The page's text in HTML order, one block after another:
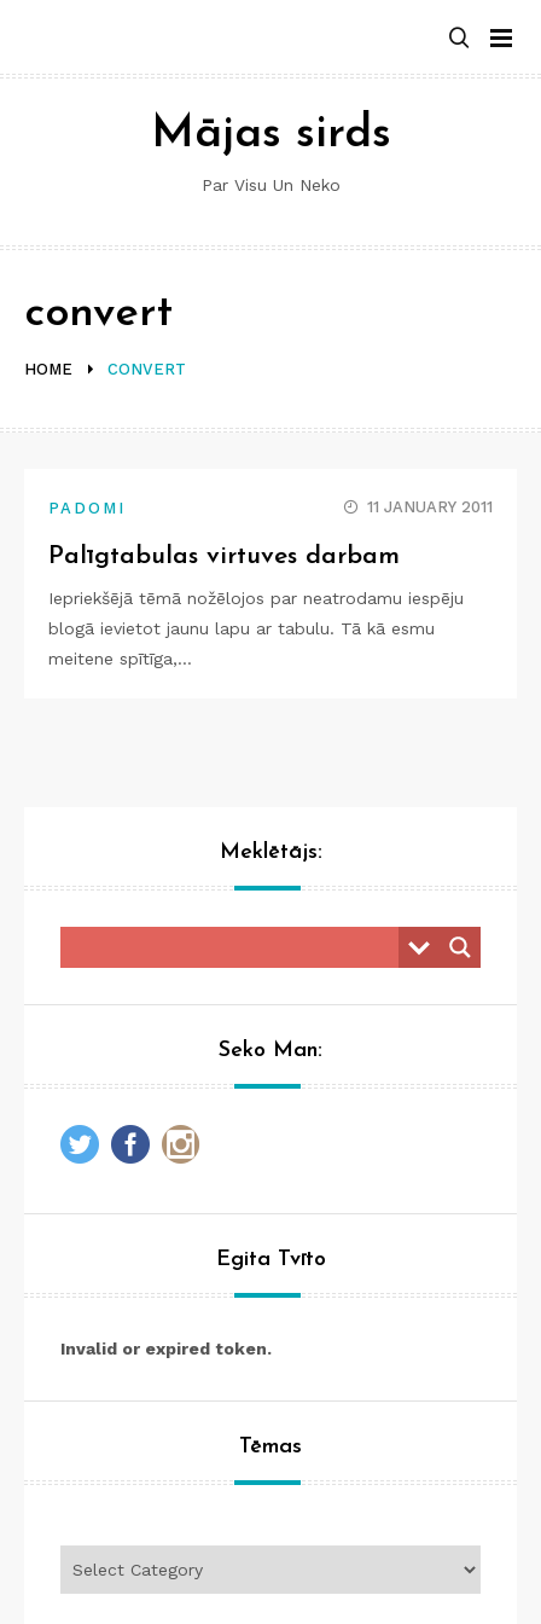
content
Mājas sirds
Par Visu Un Neko
HOME CONVERT
convert
PADOMI 11 JANUARY 2011
Palīgtabulas virtuves darbam
Iepriekšējā tēmā nožēlojos par neatrodamu iespēju
blogā ievietot jaunu lapu ar tabulu. Tā kā esmu
meitene spītīga,…
Meklētājs:
Seko Man:
Egita Tvīto
Invalid or expired token.
Tēmas